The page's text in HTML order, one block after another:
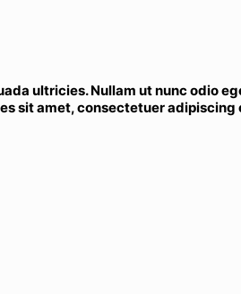
ultricies. Nullam ut nunc odio
sit amet, consectetuer